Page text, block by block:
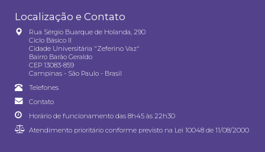
Localização e Contato
Rua Sérgio Buarque de Holanda, 290
Ciclo Básico II
Cidade Universitária "Zeferino Vaz"
Bairro Barão Geraldo
CEP 13083-859
Campinas - São Paulo - Brasil
Telefones
Contato
Horário de funcionamento das 8h45 às 22h30
Atendimento prioritário conforme previsto na Lei 10048 de 11/08/2000